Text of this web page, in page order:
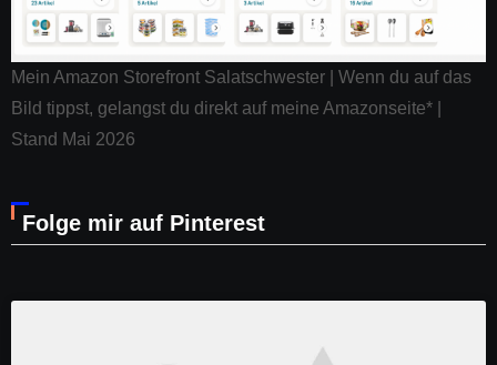
Mein Amazon Storefront Salatschwester | Wenn du auf das
Bild tippst, gelangst du direkt auf meine Amazonseite* |
Stand Mai 2026
Folge mir auf Pinterest